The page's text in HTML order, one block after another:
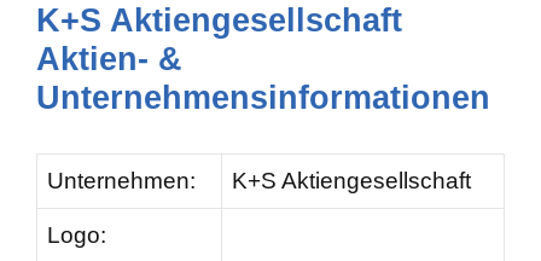
K+S Aktiengesellschaft
Aktien- &
Unternehmensinformationen
Unternehmen: K+S Aktiengesellschaft
Logo: